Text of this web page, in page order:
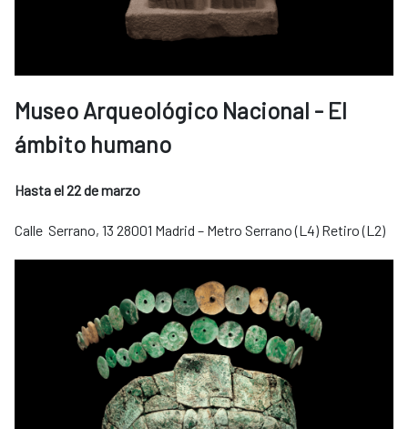
Museo Arqueológico Nacional - El
ámbito humano
Hasta el 22 de marzo
Calle Serrano, 13 28001 Madrid – Metro Serrano (L4) Retiro (L2)